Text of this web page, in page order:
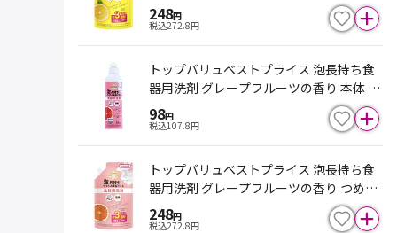
248円
税込272.8円
トップバリュベストプライス 泡長持ち食
器用洗剤 グレープフルーツの香り 本体 23
5ml
98円
税込107.8円
トップバリュベストプライス 泡長持ち食
器用洗剤 グレープフルーツの香り つめか
え用 770ml
248円
税込272.8円